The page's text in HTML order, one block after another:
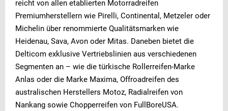
reicht von allen etablierten Motorradreifen
Premiumherstellern wie Pirelli, Continental, Metzeler oder
Michelin über renommierte Qualitätsmarken wie
Heidenau, Sava, Avon oder Mitas. Daneben bietet die
Delticom exklusive Vertriebslinien aus verschiedenen
Segmenten an – wie die türkische Rollerreifen-Marke
Anlas oder die Marke Maxima, Offroadreifen des
australischen Herstellers Motoz, Radialreifen von
Nankang sowie Chopperreifen von FullBoreUSA.